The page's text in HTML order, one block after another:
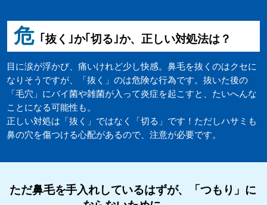
危｢抜く｣か｢切る｣か、正しい対処法は？
目に涙が浮かび、痛いけれど少し快感。鼻毛を抜くのはクセに
なりそうですが、「抜く」のは危険な行為です。抜いた後の
「毛穴」にバイ菌や雑菌が入って炎症を起こすと、たいへんな
ことになる可能性も。
正しい対処は「抜く」ではなく「切る」です！ただしハサミも
鼻の穴を傷つける心配があるので、注意が必要です。
ただ鼻毛を手入れしているはずが、「つもり」に